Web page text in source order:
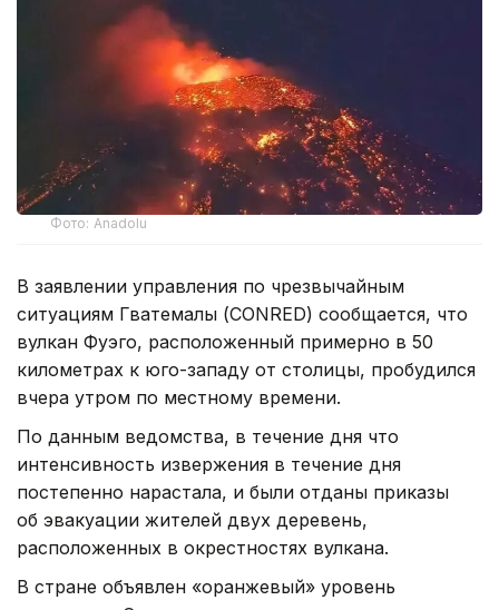
Фото: Anadolu
В заявлении управления по чрезвычайным
ситуациям Гватемалы (CONRED) сообщается, что
вулкан Фуэго, расположенный примерно в 50
километрах к юго-западу от столицы, пробудился
вчера утром по местному времени.
По данным ведомства, в течение дня что
интенсивность извержения в течение дня
постепенно нарастала, и были отданы приказы
об эвакуации жителей двух деревень,
расположенных в окрестностях вулкана.
В стране объявлен «оранжевый» уровень